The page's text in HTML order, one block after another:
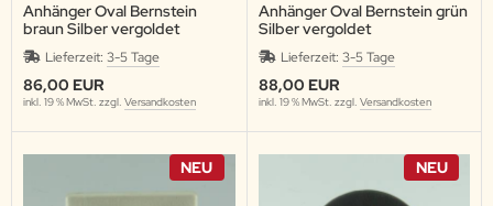
Anhänger Oval Bernstein
braun Silber vergoldet
Lieferzeit: 3-5 Tage
86,00 EUR
inkl. 19 % MwSt. zzgl. Versandkosten
Anhänger Oval Bernstein grün
Silber vergoldet
Lieferzeit: 3-5 Tage
88,00 EUR
inkl. 19 % MwSt. zzgl. Versandkosten
NEU NEU